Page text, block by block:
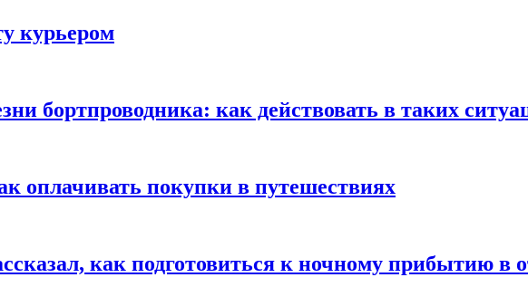
курьером
бортпроводника: как действовать в таких
оплачивать покупки в путешествиях
как подготовиться к ночному прибытию в